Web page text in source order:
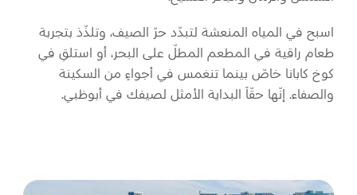
اسبح في المياه المنعشة لتبدّد حرّ الصيف، وتلذّذ بتجربة
طعام راقية في المطعم المطلّ على البحر، أو استلقِ في
كوخ كابانا خاصّ بينما تنغمس في أجواءٍ من السكينة
والصفاء. إنّها حقّاً البداية الأمثل لصيفك في أبوظبي.